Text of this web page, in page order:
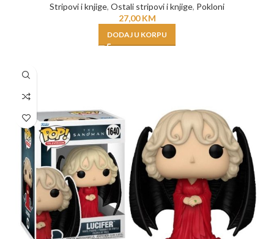
Stripovi i knjige, Ostali stripovi i knjige, Pokloni
27,00KM
DODAJ U KORPU